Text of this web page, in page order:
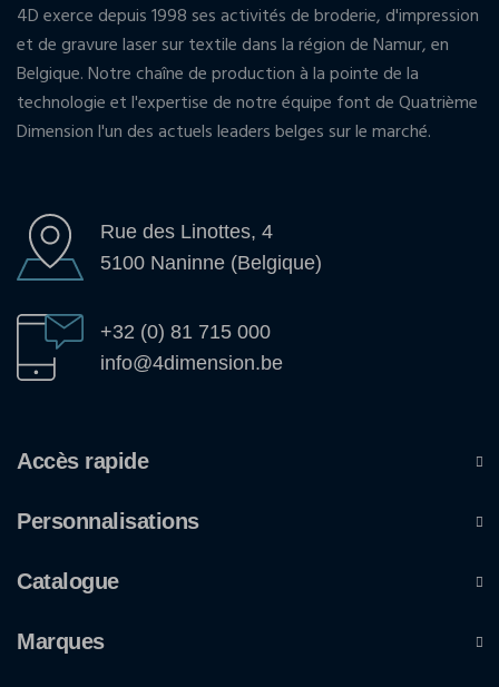
4D exerce depuis 1998 ses activités de broderie, d'impression
et de gravure laser sur textile dans la région de Namur, en
Belgique. Notre chaîne de production à la pointe de la
technologie et l'expertise de notre équipe font de Quatrième
Dimension l'un des actuels leaders belges sur le marché.
Rue des Linottes, 4
5100 Naninne (Belgique)
+32 (0) 81 715 000
info@4dimension.be
Accès rapide
Personnalisations
Catalogue
Marques